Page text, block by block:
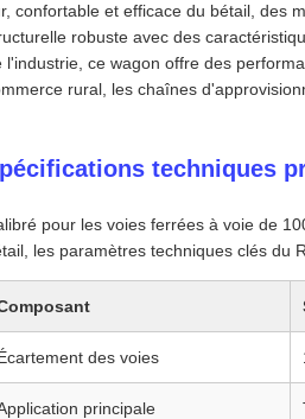
confortable et efficace du bétail, des
robuste avec des
l'industrie, ce wagon offre des
rural, les chaînes
techniques
pour les voies ferrées à voie de
les paramètres techniques clés du
des voies
principale